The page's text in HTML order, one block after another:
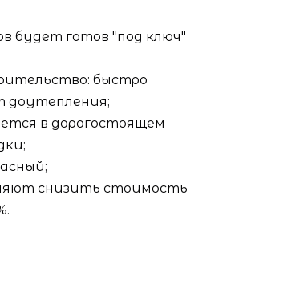
будет готов "под ключ"
быстро
доутепления;
в дорогостоящем
снизить стоимость